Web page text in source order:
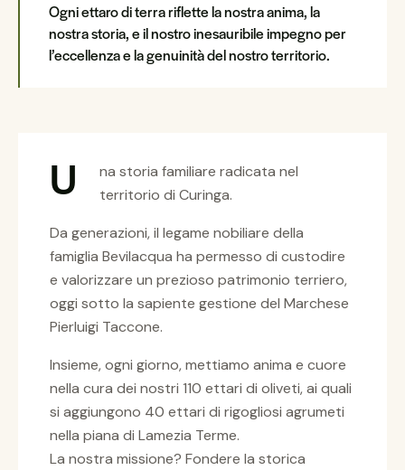
Ogni ettaro di terra riflette la nostra anima, la
nostra storia, e il nostro inesauribile impegno per
l’eccellenza e la genuinità del nostro territorio.
U
na storia familiare radicata nel
territorio di Curinga.
Da generazioni, il legame nobiliare della
famiglia Bevilacqua ha permesso di custodire
e valorizzare un prezioso patrimonio terriero,
oggi sotto la sapiente gestione del Marchese
Pierluigi Taccone.
Insieme, ogni giorno, mettiamo anima e cuore
nella cura dei nostri 110 ettari di oliveti, ai quali
si aggiungono 40 ettari di rigogliosi agrumeti
nella piana di Lamezia Terme.
La nostra missione? Fondere la storica